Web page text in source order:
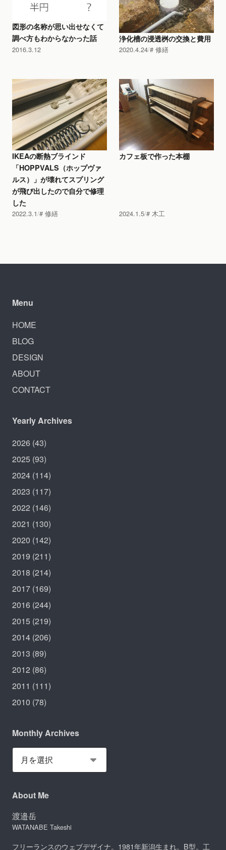
図形の名称が思い出せなくて
調べ方もわからなかった話
2016.3.12
浄化槽の浸透桝の交換と費用
2020.4.24 修繕
IKEAの断熱ブラインド
「HOPPVALS（ホップヴァ
ルス）」が壊れてスプリング
が飛び出したので自分で修理
した
2022.3.1 修繕
カフェ板で作った本棚
2024.1.5 木工
Menu
HOME
BLOG
DESIGN
ABOUT
CONTACT
Yearly Archives
2026 (43)
2025 (93)
2024 (114)
2023 (117)
2022 (146)
2021 (130)
2020 (142)
2019 (211)
2018 (214)
2017 (169)
2016 (244)
2015 (219)
2014 (206)
2013 (89)
2012 (86)
2011 (111)
2010 (78)
Monthly Archives
About Me
渡邉岳
WATANABE Takeshi
フリーランスのウェブデザイナ。1981年新潟生まれ。B型。工